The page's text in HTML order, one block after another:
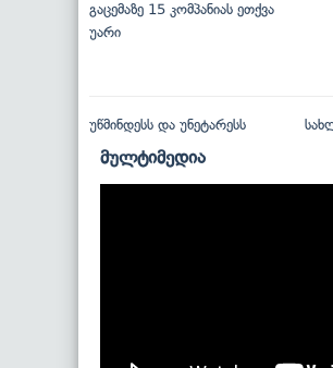
გაცემაზე 15 კომპანიას ეთქვა
უარი
უწმინდესს და უნეტარესს
მულტიმედია